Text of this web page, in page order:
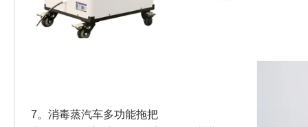
7。 消毒蒸汽车多功能拖把